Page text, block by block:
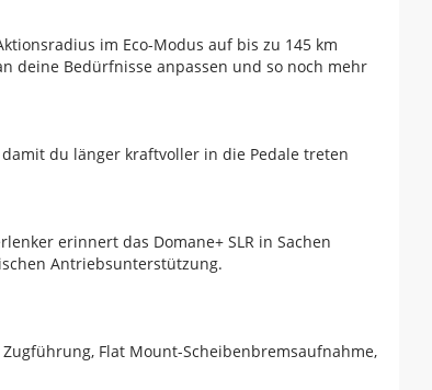
im Eco-Modus auf bis zu 145 km
deine Bedürfnisse anpassen und so noch mehr
du länger kraftvoller in die Pedale treten
erinnert das Domane+ SLR in Sachen
Antriebsunterstützung.
Flat Mount-Scheibenbremsaufnahme,